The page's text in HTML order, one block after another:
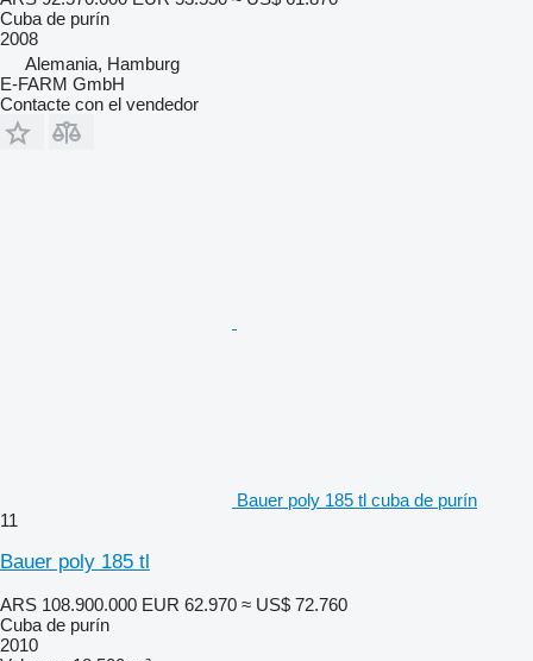
Cuba de purín
2008
Alemania, Hamburg
E-FARM GmbH
Contacte con el vendedor
Bauer poly 185 tl cuba de purín
11
Bauer poly 185 tl
ARS 108.900.000 EUR 62.970 ≈ US$ 72.760
Cuba de purín
2010